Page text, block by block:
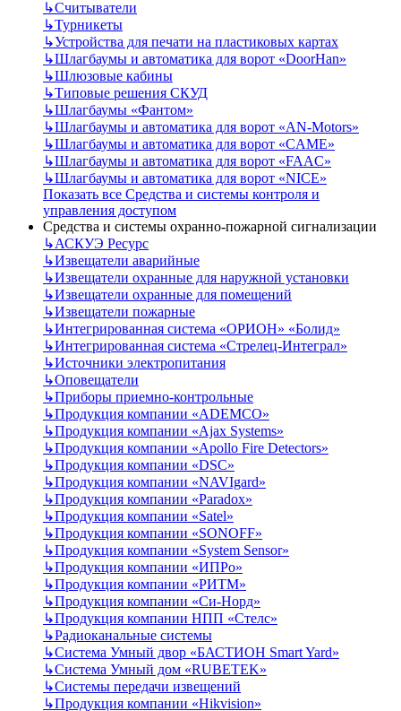
↳Считыватели
↳Турникеты
↳Устройства для печати на пластиковых картах
↳Шлагбаумы и автоматика для ворот «DoorHan»
↳Шлюзовые кабины
↳Типовые решения СКУД
↳Шлагбаумы «Фантом»
↳Шлагбаумы и автоматика для ворот «AN-Motors»
↳Шлагбаумы и автоматика для ворот «CAME»
↳Шлагбаумы и автоматика для ворот «FAAC»
↳Шлагбаумы и автоматика для ворот «NICE»
Показать все Средства и системы контроля и
управления доступом
Средства и системы охранно-пожарной сигнализации
↳АСКУЭ Ресурс
↳Извещатели аварийные
↳Извещатели охранные для наружной установки
↳Извещатели охранные для помещений
↳Извещатели пожарные
↳Интегрированная система «ОРИОН» «Болид»
↳Интегрированная система «Стрелец-Интеграл»
↳Источники электропитания
↳Оповещатели
↳Приборы приемно-контрольные
↳Продукция компании «ADEMCO»
↳Продукция компании «Ajax Systems»
↳Продукция компании «Apollo Fire Detectors»
↳Продукция компании «DSC»
↳Продукция компании «NAVIgard»
↳Продукция компании «Paradox»
↳Продукция компании «Satel»
↳Продукция компании «SONOFF»
↳Продукция компании «System Sensor»
↳Продукция компании «ИПРо»
↳Продукция компании «РИТМ»
↳Продукция компании «Си-Норд»
↳Продукция компании НПП «Стелс»
↳Радиоканальные системы
↳Система Умный двор «БАСТИОН Smart Yard»
↳Система Умный дом «RUBETEK»
↳Системы передачи извещений
↳Продукция компании «Hikvision»